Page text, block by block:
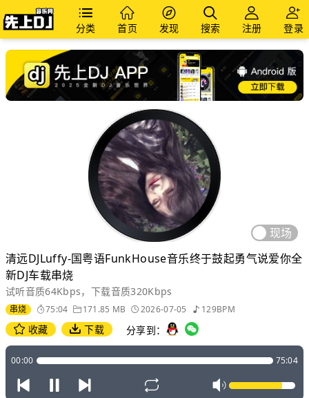
分类 首页 发现 搜索 注册 登录
现场
清远DJLuffy-国粤语FunkHouse音乐终于鼓起勇气说爱你全
新DJ车载串烧
试听音质64Kbps，下载音质320Kbps
串烧 75:04 171.85 MB 2026-07-05 129BPM
收藏 下载 分享到：
00:00 75:04